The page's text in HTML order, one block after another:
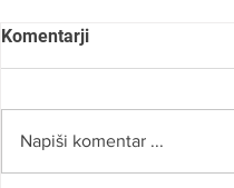
Komentarji
Napiši komentar ...